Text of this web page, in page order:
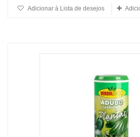
Adicionar à Lista de desejos